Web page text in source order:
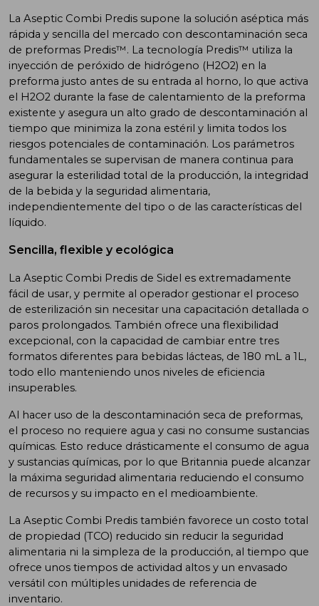
La Aseptic Combi Predis supone la solución aséptica más
rápida y sencilla del mercado con descontaminación seca
de preformas Predis™. La tecnología Predis™ utiliza la
inyección de peróxido de hidrógeno (H2O2) en la
preforma justo antes de su entrada al horno, lo que activa
el H2O2 durante la fase de calentamiento de la preforma
existente y asegura un alto grado de descontaminación al
tiempo que minimiza la zona estéril y limita todos los
riesgos potenciales de contaminación. Los parámetros
fundamentales se supervisan de manera continua para
asegurar la esterilidad total de la producción, la integridad
de la bebida y la seguridad alimentaria,
independientemente del tipo o de las características del
líquido.
Sencilla, flexible y ecológica
La Aseptic Combi Predis de Sidel es extremadamente
fácil de usar, y permite al operador gestionar el proceso
de esterilización sin necesitar una capacitación detallada o
paros prolongados. También ofrece una flexibilidad
excepcional, con la capacidad de cambiar entre tres
formatos diferentes para bebidas lácteas, de 180 mL a 1L,
todo ello manteniendo unos niveles de eficiencia
insuperables.
Al hacer uso de la descontaminación seca de preformas,
el proceso no requiere agua y casi no consume sustancias
químicas. Esto reduce drásticamente el consumo de agua
y sustancias químicas, por lo que Britannia puede alcanzar
la máxima seguridad alimentaria reduciendo el consumo
de recursos y su impacto en el medioambiente.
La Aseptic Combi Predis también favorece un costo total
de propiedad (TCO) reducido sin reducir la seguridad
alimentaria ni la simpleza de la producción, al tiempo que
ofrece unos tiempos de actividad altos y un envasado
versátil con múltiples unidades de referencia de
inventario.